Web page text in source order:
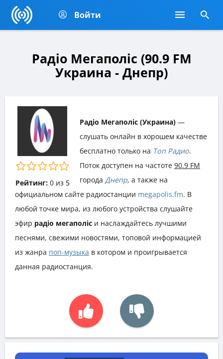
Войти
Радіо Мегаполіс (90.9 FM
Украина - Днепр)
Рейтинг: 0из 5
Радіо Мегаполіс (Украина) —
слушать онлайн в хорошем качестве
бесплатно только на Топ Радио.
Поток доступен на частоте 90.9 FM
города Днепр, а также на
официальном сайте радиостанции megapolis.fm. В
любой точке мира, из любого устройства слушайте
эфир радіо мегаполіс и наслаждайтесь лучшими
песнями, свежими новостями, топовой информацией
из жанра поп-музыка в котором и проигрывается
данная радиостанция.